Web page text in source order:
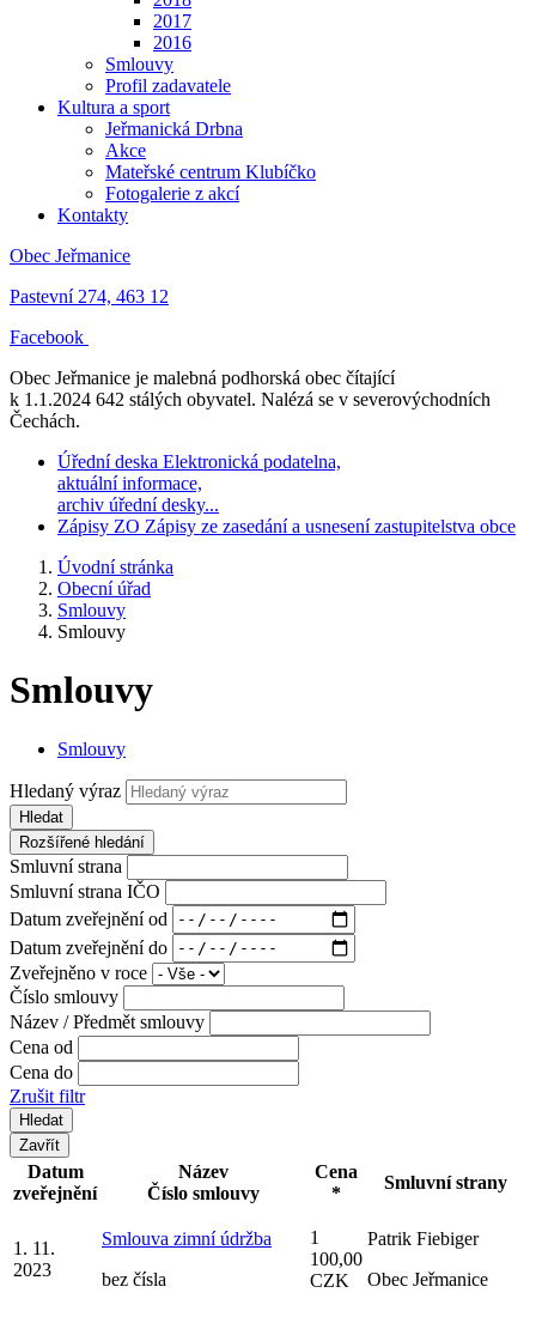
2017
2016
Smlouvy
Profil zadavatele
Kultura a sport
Jeřmanická Drbna
Akce
Mateřské centrum Klubíčko
Fotogalerie z akcí
Kontakty
Obec Jeřmanice
Pastevní 274, 463 12
Facebook
Obec Jeřmanice je malebná podhorská obec čítající
k 1.1.2024 642 stálých obyvatel. Nalézá se v severovýchodních
Čechách.
Úřední deska Elektronická podatelna,
aktuální informace,
archiv úřední desky...
Zápisy ZO Zápisy ze zasedání a usnesení zastupitelstva obce
Úvodní stránka
Obecní úřad
Smlouvy
Smlouvy
Smlouvy
Smlouvy
Hledaný výraz
Hledat
Rozšířené hledání
Smluvní strana
Smluvní strana IČO
Datum zveřejnění od
Datum zveřejnění do
Zveřejněno v roce
Číslo smlouvy
Název / Předmět smlouvy
Cena od
Cena do
Zrušit filtr
Zavřít
Datum
zveřejnění
Název
Číslo smlouvy
Cena
*
Smluvní strany
1. 11.
2023
Smlouva zimní údržba
bez čísla
1
100,00
CZK
Patrik Fiebiger
Obec Jeřmanice